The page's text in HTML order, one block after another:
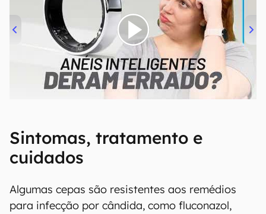
00:00/21:11
Sintomas, tratamento e
cuidados
Algumas cepas são resistentes aos remédios
para infecção por cândida, como fluconazol,